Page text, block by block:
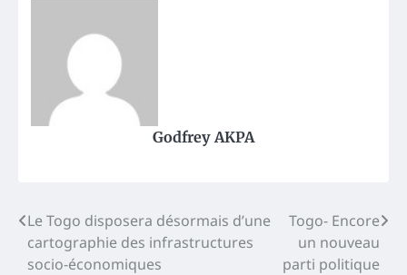
Godfrey AKPA
Post
navigation
Le Togo disposera désormais d’une
cartographie des infrastructures
socio-économiques
Togo- Encore
un nouveau
parti politique